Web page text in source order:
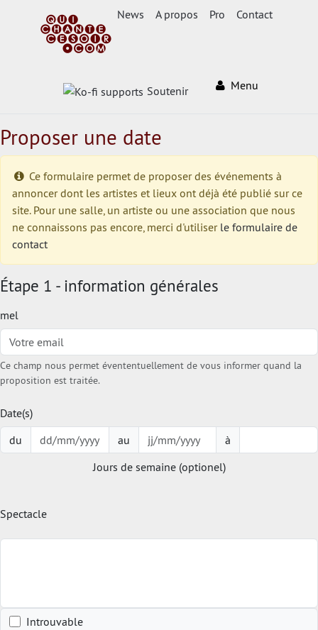
News A propos Pro Contact
Soutenir Menu
Proposer une date
Ce formulaire permet de proposer des événements à
annoncer dont les artistes et lieux ont déjà été publié sur ce
site. Pour une salle, un artiste ou une association que nous
ne connaissons pas encore, merci d'utiliser le formulaire de
contact
Étape 1 - information générales
mel
Ce champ nous permet évententuellement de vous informer quand la
proposition est traitée.
Date(s)
du
au
à
Jours de semaine (optionel)
Spectacle
Introuvable